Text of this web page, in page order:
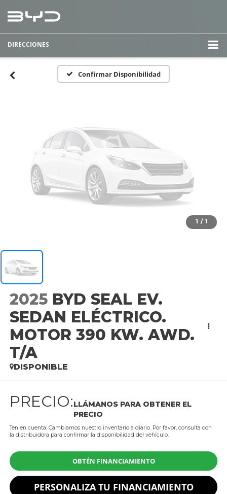
DIRECCIONES
Confirmar Disponibilidad
Por favor, revise luego
1 / 1
2025 BYD SEAL EV.
SEDAN ELÉCTRICO.
MOTOR 390 KW. AWD.
T/A
DISPONIBLE
PRECIO:LLÁMANOS PARA OBTENER EL
PRECIO
Ten en cuenta: Cambiamos nuestro inventario a diario. Por favor, consulta con
la distribuidora para confirmar la disponibilidad del vehículo.
OBTÉN FINANCIAMIENTO
PERSONALIZA TU FINANCIAMIENTO